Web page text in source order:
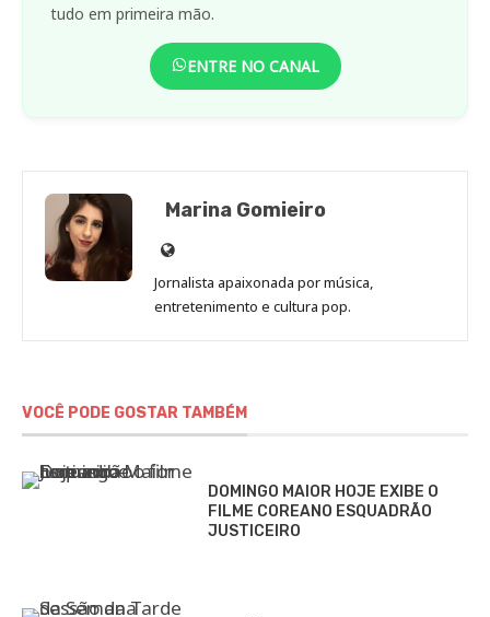
tudo em primeira mão.
ENTRE NO CANAL
Marina Gomieiro
Site
de
Marina
Jornalista apaixonada por música,
entretenimento e cultura pop.
VOCÊ PODE GOSTAR TAMBÉM
DOMINGO MAIOR HOJE EXIBE O
FILME COREANO ESQUADRÃO
JUSTICEIRO